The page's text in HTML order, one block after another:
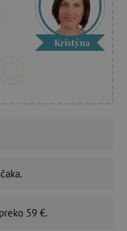
Kristýna
59 €.